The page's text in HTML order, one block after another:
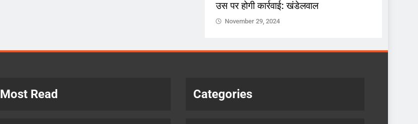
उस पर होगी कार्रवाई: खंडेलवाल
November 29, 2024
Most Read Categories